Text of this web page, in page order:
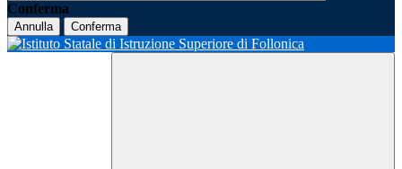
Conferma
Annulla Conferma